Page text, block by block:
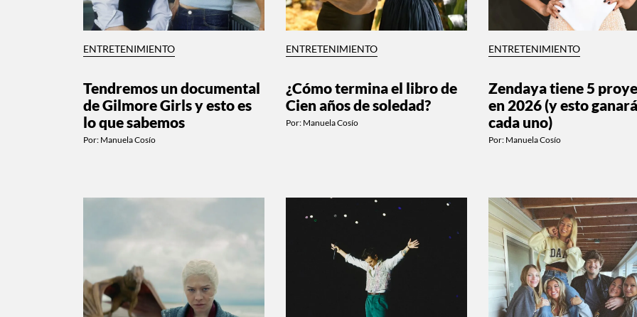
ENTRETENIMIENTO
Tendremos un documental
de Gilmore Girls y esto es
lo que sabemos
Por: Manuela Cosío
ENTRETENIMIENTO
¿Cómo termina el libro de
Cien años de soledad?
Por: Manuela Cosío
ENTRETENIMIENTO
Zendaya tiene 5
en 2026 (y esto
cada uno)
Por: Manuela Cosío